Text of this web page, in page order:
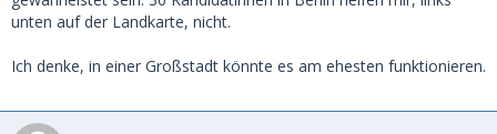
unten auf der Landkarte, nicht.
Ich denke, in einer Großstadt könnte es am ehesten funktionieren.